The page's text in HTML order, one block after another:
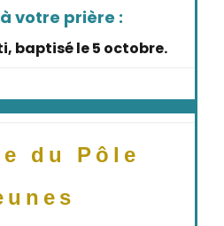
votre prière :
baptisé le 5 octobre.
du Pôle